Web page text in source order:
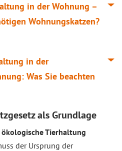
in der Wohnung –
Wohnungskatzen?
in der
Was Sie beachten
als Grundlage
ökologische Tierhaltung
der Ursprung der